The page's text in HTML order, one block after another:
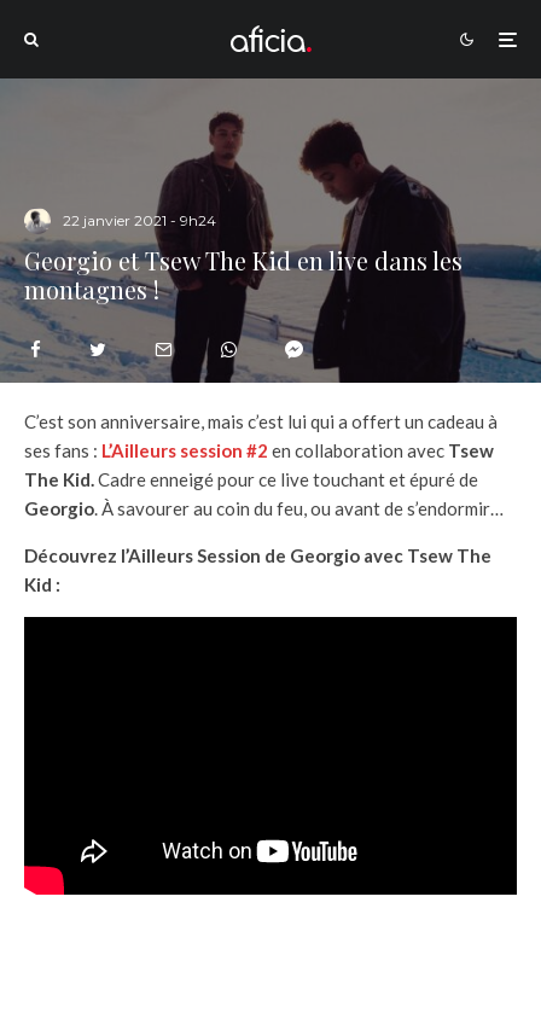
22 janvier 2021 - 9h24
Georgio et Tsew The Kid en live dans les
montagnes !
C’est son anniversaire, mais c’est lui qui a offert un cadeau à
ses fans : L’Ailleurs session #2 en collaboration avec Tsew
The Kid.Cadre enneigé pour ce live touchant et épuré de
Georgio. À savourer au coin du feu, ou avant de s’endormir…
Découvrez l’Ailleurs Session de Georgio avec Tsew The
Kid :